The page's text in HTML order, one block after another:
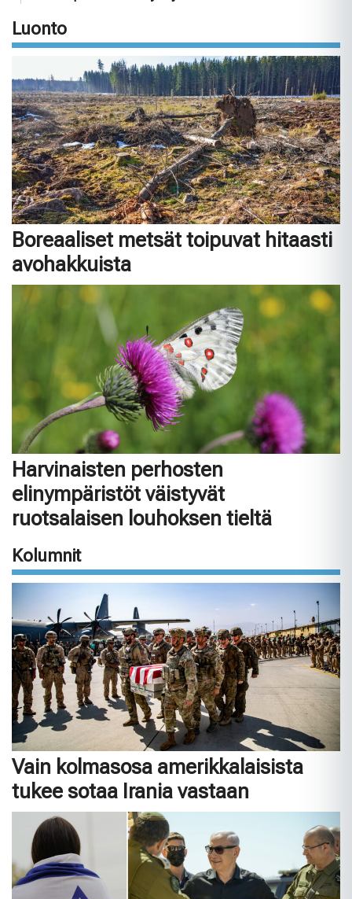
Luonto
Boreaaliset metsät toipuvat hitaasti
avohakkuista
Harvinaisten perhosten
elinympäristöt väistyvät
ruotsalaisen louhoksen tieltä
Kolumnit
Vain kolmasosa amerikkalaisista
tukee sotaa Irania vastaan